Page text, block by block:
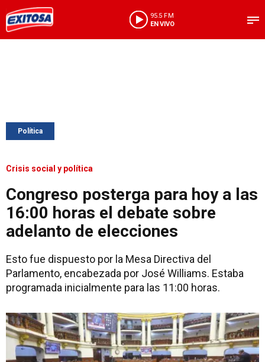
95.5 FM
EN VIVO
Política
Crisis social y política
Congreso posterga para hoy a las
16:00 horas el debate sobre
adelanto de elecciones
Esto fue dispuesto por la Mesa Directiva del
Parlamento, encabezada por José Williams. Estaba
programada inicialmente para las 11:00 horas.